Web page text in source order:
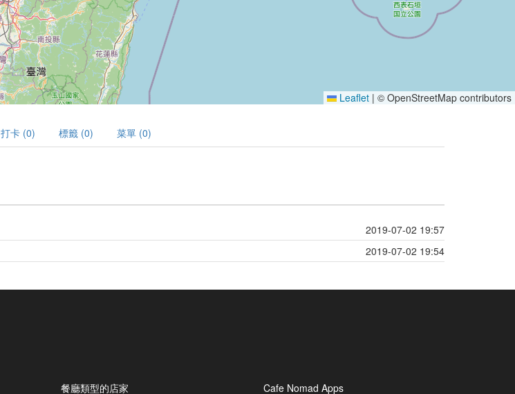
Leaflet | © OpenStreetMap contributors
打卡 (0) 標籤 (0) 菜單 (0)
2019-07-02 19:57
2019-07-02 19:54
餐廳類型的店家 Cafe Nomad Apps